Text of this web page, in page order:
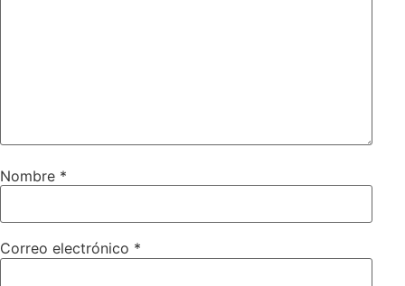
Nombre *
Correo electrónico *